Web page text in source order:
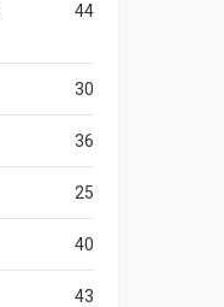
44
30
36
25
40
43